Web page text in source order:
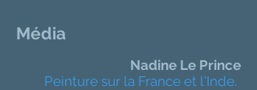
Média
Nadine Le Prince
Peinture sur la France et l'Inde.